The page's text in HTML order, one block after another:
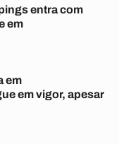
entra com
em
em
em vigor, apesar